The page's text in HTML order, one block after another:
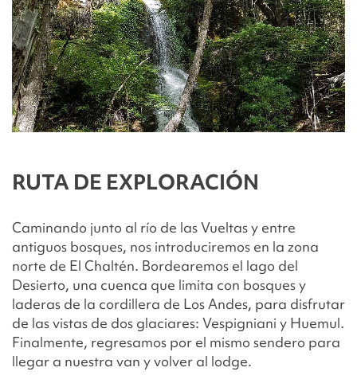
RUTA DE EXPLORACIÓN
Caminando junto al río de las Vueltas y entre
antiguos bosques, nos introduciremos en la zona
norte de El Chaltén. Bordearemos el lago del
Desierto, una cuenca que limita con bosques y
laderas de la cordillera de Los Andes, para disfrutar
de las vistas de dos glaciares: Vespigniani y Huemul.
Finalmente, regresamos por el mismo sendero para
llegar a nuestra van y volver al lodge.